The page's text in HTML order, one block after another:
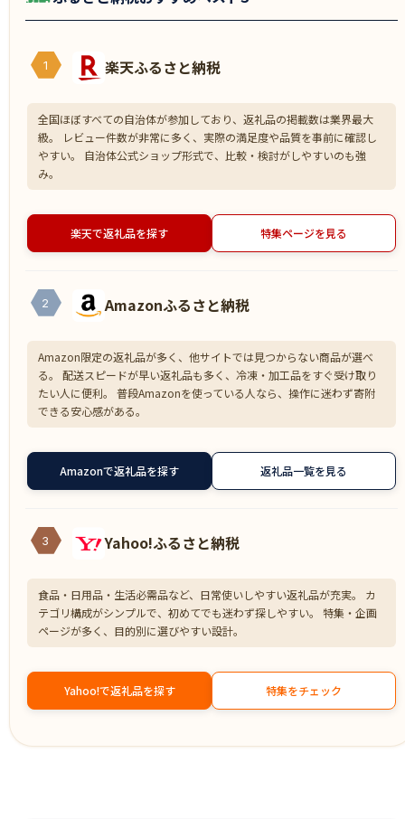
1 楽天ふるさと納税
全国ほぼすべての自治体が参加しており、返礼品の掲載数は業界最大
級。 レビュー件数が非常に多く、実際の満足度や品質を事前に確認し
やすい。 自治体公式ショップ形式で、比較・検討がしやすいのも強
み。
楽天で返礼品を探す 特集ページを見る
2 Amazonふるさと納税
Amazon限定の返礼品が多く、他サイトでは見つからない商品が選べ
る。 配送スピードが早い返礼品も多く、冷凍・加工品をすぐ受け取り
たい人に便利。 普段Amazonを使っている人なら、操作に迷わず寄附
できる安心感がある。
Amazonで返礼品を探す 返礼品一覧を見る
3 Yahoo!ふるさと納税
食品・日用品・生活必需品など、日常使いしやすい返礼品が充実。 カ
テゴリ構成がシンプルで、初めてでも迷わず探しやすい。 特集・企画
ページが多く、目的別に選びやすい設計。
Yahoo!で返礼品を探す 特集をチェック